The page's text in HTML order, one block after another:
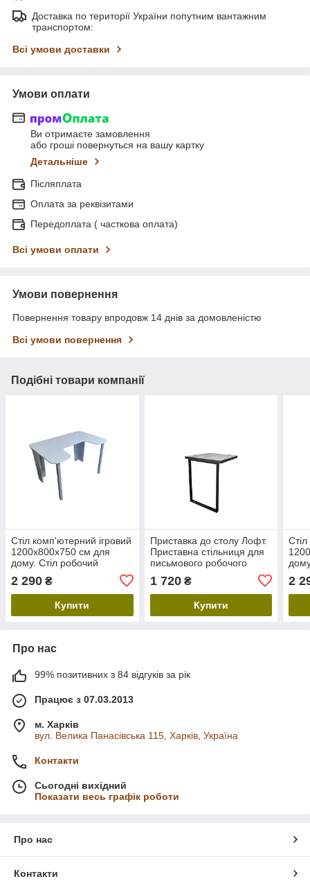
Доставка по території України попутним вантажним
транспортом:
Всі умови доставки
Умови оплати
Ви отримаєте замовлення
або гроші повернуться на вашу картку
Детальніше
Післяплата
Оплата за реквізитами
Передоплата ( часткова оплата)
Всі умови оплати
Умови повернення
Повернення товару впродовж 14 днів за домовленістю
Всі умови повернення
Подібні товари компанії
Стіл комп'ютерний ігровий
1200х800х750 см для
дому. Стіл робочий
2 290 ₴
Купити
Приставка до столу Лофт.
Приставна стільниця для
письмового робочого
столу. Офісні меблі в стилі
Loft
1 720₴
Купити
2
Про нас
99% позитивних з 84 відгуків за рік
Працює з 07.03.2013
м. Харків
вул. Велика Панасівська 115, Харків, Україна
Контакти
Сьогодні вихідний
Показати весь графік роботи
Про нас
Контакти